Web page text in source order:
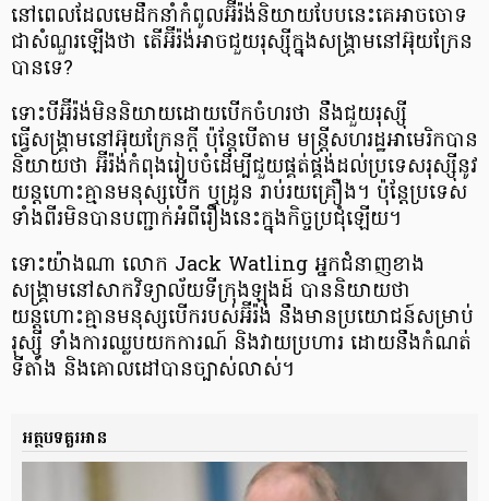
នៅពេលដែលមេដឹកនាំកំពូលអ៊ីរ៉ង់និយាយបែបនេះគេអាចចោទ
ជាសំណួរឡើងថា តើ​អ៊ីរ៉ង់​អាច​ជួយ​រុស្ស៊ី​ក្នុង​សង្រ្គាម​​នៅអ៊ុយក្រែន​
បាន​ទេ?
ទោះបីអ៊ីរ៉ង់មិននិយាយដោយបើកចំហរថា នឹងជួយរុស្ស៊ី
ធ្វើសង្គ្រាមនៅអ៊ុយក្រែនក្តី ប៉ុន្តែបើតាម មន្ត្រីសហរដ្ឋអាមេរិក​បាន
និយាយថា អ៊ីរ៉ង់កំពុងរៀបចំ​ដើម្បីជួយ​ផ្គត់ផ្គង់ដល់ប្រទេសរុស្ស៊ីនូវ
យន្តហោះគ្មានមនុស្ស​បើក ឬដ្រូន រាប់រយគ្រឿង។ ប៉ុន្តែប្រទេស
ទាំងពីរមិនបានបញ្ជាក់អំពីរឿងនេះក្នុងកិច្ចប្រជុំឡើយ។
ទោះយ៉ាងណា លោក Jack Watling អ្នកជំនាញខាង
សង្រ្គាមនៅ​សាកវិទ្យាល័យ​ទីក្រុងឡុងដ៍ បាននិយាយថា
យន្តហោះគ្មានមនុស្សបើក​របស់អ៊ីរ៉ង់ នឹងមានប្រយោជន៍​សម្រាប់​
រុស្ស៊ី ទាំងការឈ្លបយកការណ៍ និងវាយប្រហារ ដោយនឹងកំណត់​
ទីតាំង និងគោលដៅ​បាន​ច្បាស់លាស់។
អត្ថបទគួរអាន